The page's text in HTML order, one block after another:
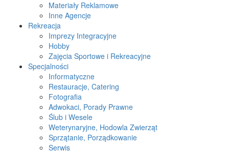
Materiały Reklamowe
Inne Agencje
Rekreacja
Imprezy Integracyjne
Hobby
Zajęcia Sportowe i Rekreacyjne
Specjalności
Informatyczne
Restauracje, Catering
Fotografia
Adwokaci, Porady Prawne
Ślub i Wesele
Weterynaryjne, Hodowla Zwierząt
Sprzątanie, Porządkowanie
Serwis